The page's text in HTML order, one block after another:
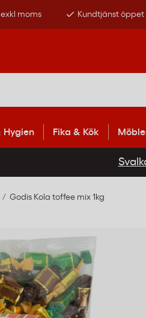
exkl moms Kundtjänst öppet
Hygien Fika & Kök
Godis Kola toffee mix 1kg